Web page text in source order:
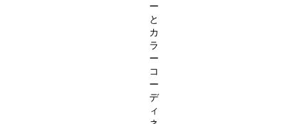
ー
と
カ
ラ
ー
コ
ー
デ
ィ